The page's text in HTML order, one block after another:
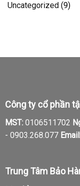
Uncategorized (9)
Công ty cổ phần
MST:0106511702
- 0903.268.077
Trung Tâm Bảo